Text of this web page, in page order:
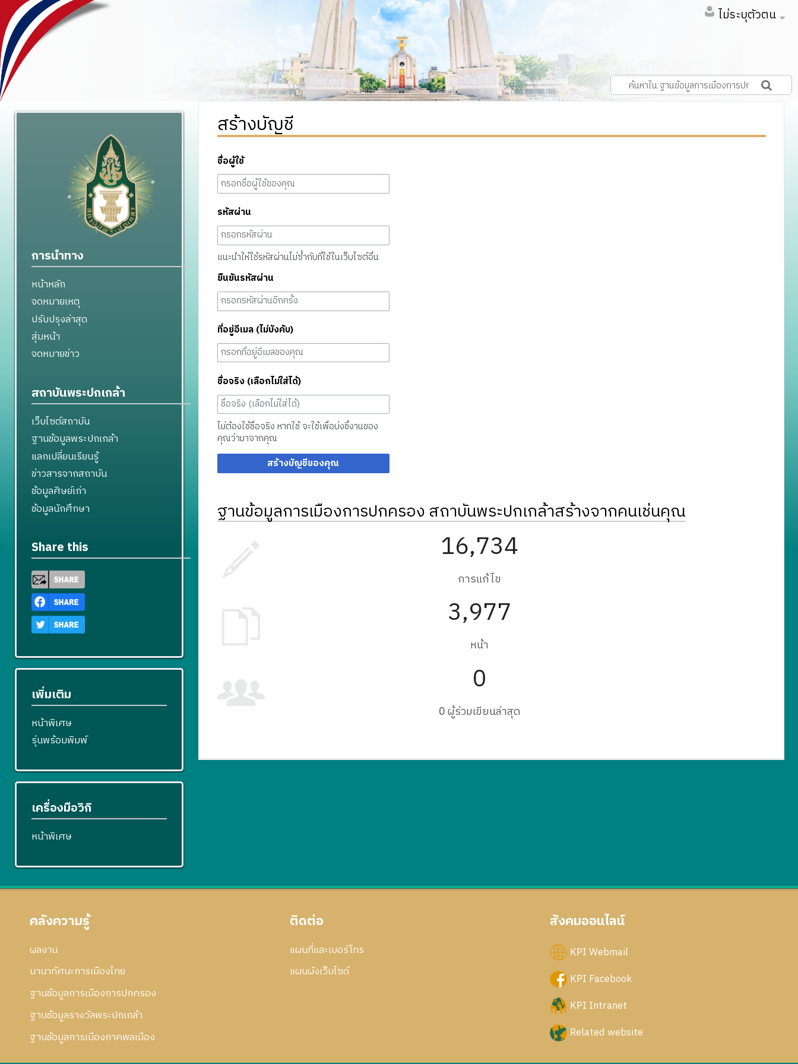
ไม่ระบุตัวตน
สร้างบัญชี
ชื่อผู้ใช้
รหัสผ่าน
แนะนำให้ใช้รหัสผ่านไม่ซ้ำกับที่ใช้ในเว็บไซต์อื่น
ยืนยันรหัสผ่าน
ที่อยู่อีเมล (ไม่บังคับ)
ชื่อจริง (เลือกไม่ใส่ได้)
ไม่ต้องใช้ชื่อจริง หากใช้ จะใช้เพื่อบ่งชี้งานของ
คุณว่ามาจากคุณ
สร้างบัญชีของคุณ
ฐานข้อมูลการเมืองการปกครอง สถาบันพระปกเกล้าสร้างจากคนเช่นคุณ
16,734
การแก้ไข
3,977
หน้า
0
0 ผู้ร่วมเขียนล่าสุด
การนำทาง
หน้าหลัก
จดหมายเหตุ
ปรับปรุงล่าสุด
สุ่มหน้า
จดหมายข่าว
สถาบันพระปกเกล้า
เว็บไซต์สถาบัน
ฐานข้อมูลพระปกเกล้า
แลกเปลี่ยนเรียนรู้
ข่าวสารจากสถาบัน
ข้อมูลศิษย์เก่า
ข้อมูลนักศึกษา
Share this
เพิ่มเติม
หน้าพิเศษ
รุ่นพร้อมพิมพ์
เครื่องมือวิกิ
หน้าพิเศษ
คลังความรู้
ผลงาน
นานาทัศนะการเมืองไทย
ฐานข้อมูลการเมืองการปกครอง
ฐานข้อมูลรางวัลพระปกเกล้า
ฐานข้อมูลการเมืองภาคพลเมือง
ติดต่อ
แผนที่และเบอร์โทร
แผนผังเว็บไซด์
สังคมออนไลน์
KPI Webmail
KPI Facebook
KPI Intranet
Related website